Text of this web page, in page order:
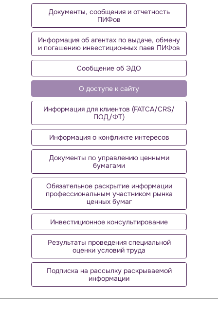
Документы, сообщения и отчетность
ПИФов
Информация об агентах по выдаче, обмену
и погашению инвестиционных паев ПИФов
Сообщение об ЭДО
О доступе к сайту
Информация для клиентов (FATCA/CRS/
ПОД/ФТ)
Информация о конфликте интересов
Документы по управлению ценными
бумагами
Обязательное раскрытие информации
профессиональным участником рынка
ценных бумаг
Инвестиционное консультирование
Результаты проведения специальной
оценки условий труда
Подписка на рассылку раскрываемой
информации